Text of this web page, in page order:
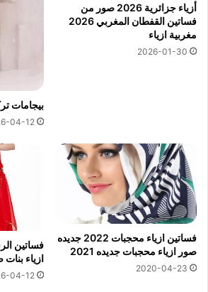
أزياء جزائرية 2026 صور من
فساتين القفطان المغربي 2026
مغربية ازياء
2026-01-30
بيجامات
04-12
فساتين ازياء محجبات 2022 جديده
صور ازياء محجبات جديده 2021
2020-04-23
ازياء
04-12